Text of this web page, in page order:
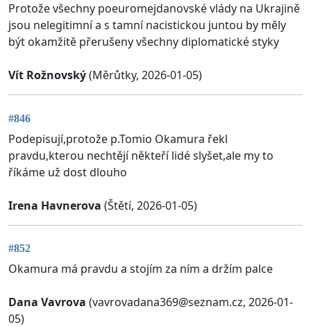
Protože všechny poeuromejdanovské vlády na Ukrajině
jsou nelegitimní a s tamní nacistickou juntou by měly
být okamžitě přerušeny všechny diplomatické styky
Vít Rožnovský(Měrůtky, 2026-01-05)
#846
Podepisují,protože p.Tomio Okamura řekl
pravdu,kterou nechtějí někteří lidé slyšet,ale my to
říkáme už dost dlouho
Irena Havnerova (Štětí, 2026-01-05)
#852
Okamura má pravdu a stojím za ním a držím palce
Dana Vavrova (vavrovadana369@seznam.cz, 2026-01-
05)